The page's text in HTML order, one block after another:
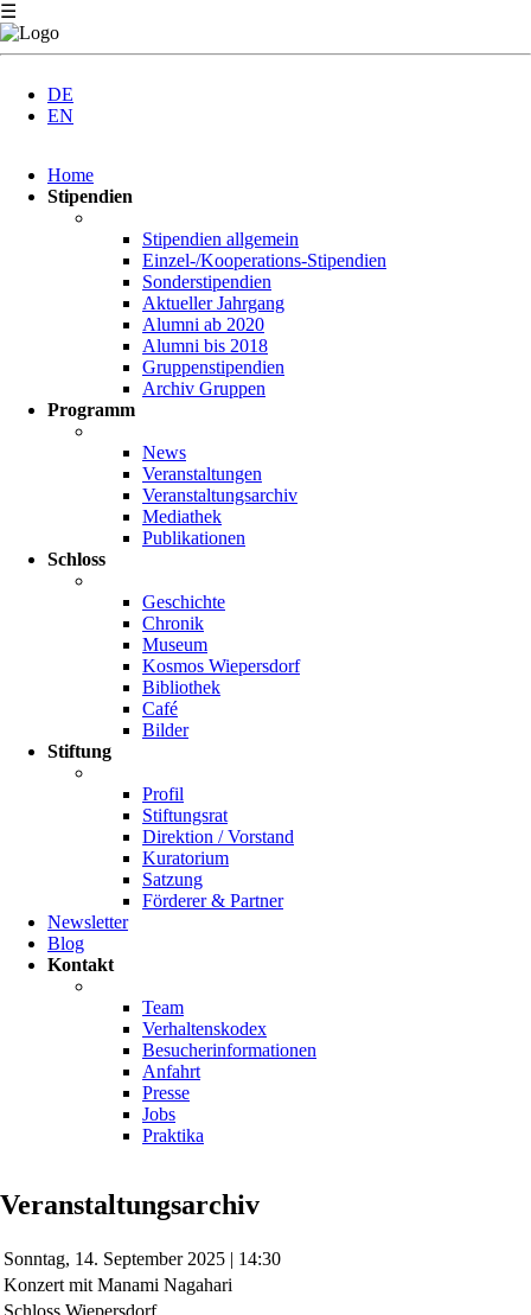
☰
DE
EN
überspringen
Home
Stipendien
Stipendien allgemein
Einzel-/Kooperations-Stipendien
Sonderstipendien
Aktueller Jahrgang
Alumni ab 2020
Alumni bis 2018
Gruppenstipendien
Archiv Gruppen
Programm
News
Veranstaltungen
Veranstaltungsarchiv
Mediathek
Publikationen
Schloss
Geschichte
Chronik
Museum
Kosmos Wiepersdorf
Bibliothek
Café
Bilder
Stiftung
Profil
Stiftungsrat
Direktion / Vorstand
Kuratorium
Satzung
Förderer & Partner
Newsletter
Blog
Kontakt
Team
Verhaltenskodex
Besucherinformationen
Anfahrt
Presse
Jobs
Praktika
Veranstaltungsarchiv
Sonntag, 14. September 2025 | 14:30
Konzert mit Manami Nagahari
Schloss Wiepersdorf